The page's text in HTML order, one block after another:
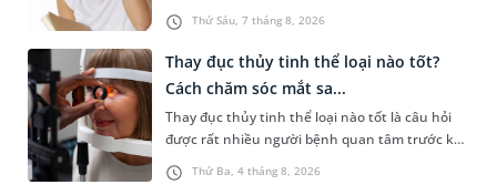
Thứ Sáu, 7 tháng 8, 2026
tổn thương và dần mất đi chức năng hoạt
động. Nếu điều trị muộn, thị lực có nguy cơ
không thể phục hồi. Bài viết sau sẽ giúp bạn
hiểu thêm để nhận diện sớm căn bệnh này, kịp
thời thăm khám để tìm phương án đồng thời
bảo vệ thị lực tốt nhất.
Thứ Ba, 4 tháng 8, 2026
Thay đục thủy tinh thể loại nào tốt?
Cách chăm sóc mắt sa...
Thay đục thủy tinh thể loại nào tốt là câu hỏi
được rất nhiều người bệnh quan tâm trước khi
quyết định phẫu thuật. Thực tế không có loại
thủy tinh thể nhân tạo nào phù hợp với mọi